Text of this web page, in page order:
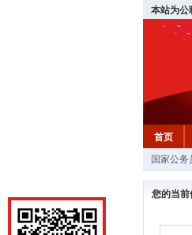
本站为公
首页
安徽公
国家公务
您的当前